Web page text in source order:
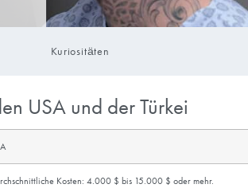
the considerations and
in Turkey. We will
factors, we will
decision in line with